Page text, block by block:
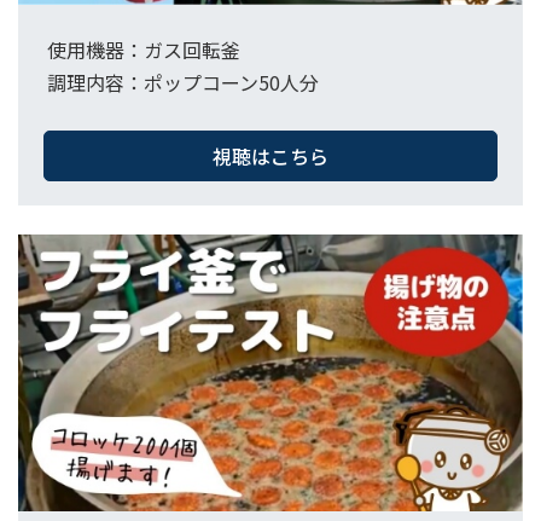
使用機器：ガス回転釜​
調理内容：ポップコーン50人分
視聴はこちら